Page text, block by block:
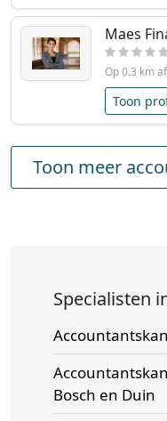
Maes
Op 0.3 km
Toon
Toon meer
Specialisten
Bosch en Duin